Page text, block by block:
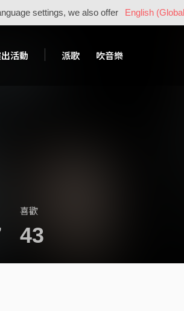
settings, we also offer English
活動 派歌 吹音樂
喜歡
43